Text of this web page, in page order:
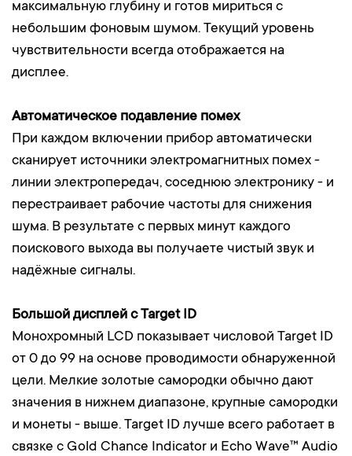
максимальную глубину и готов мириться с
небольшим фоновым шумом. Текущий уровень
чувствительности всегда отображается на
дисплее.
Автоматическое подавление помех
При каждом включении прибор автоматически
сканирует источники электромагнитных помех -
линии электропередач, соседнюю электронику - и
перестраивает рабочие частоты для снижения
шума. В результате с первых минут каждого
поискового выхода вы получаете чистый звук и
надёжные сигналы.
Большой дисплей с Target ID
Монохромный LCD показывает числовой Target ID
от 0 до 99 на основе проводимости обнаруженной
цели. Мелкие золотые самородки обычно дают
значения в нижнем диапазоне, крупные самородки
и монеты - выше. Target ID лучше всего работает в
связке с Gold Chance Indicator и Echo Wave™ Audio